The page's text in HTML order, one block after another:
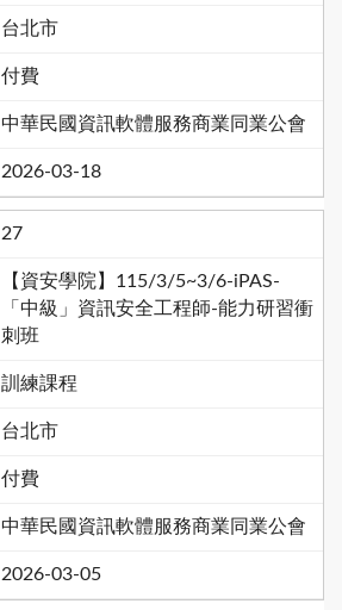
台北市
付費
中華民國資訊軟體服務商業同業公會
2026-03-18
27
【資安學院】115/3/5~3/6-iPAS-
「中級」資訊安全工程師-能力研習衝
刺班
訓練課程
台北市
付費
中華民國資訊軟體服務商業同業公會
2026-03-05